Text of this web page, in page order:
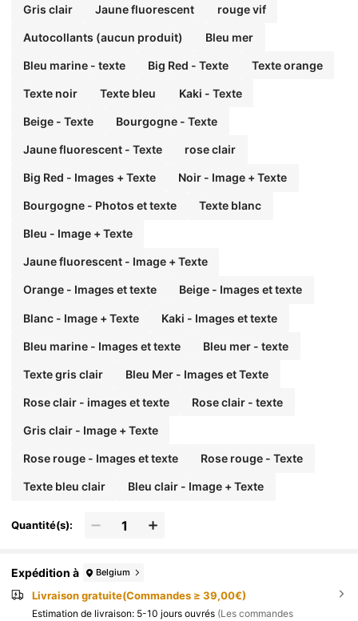
Gris clair Jaune fluorescent rouge vif
Autocollants (aucun produit) Bleu mer
Bleu marine - texte Big Red - Texte Texte orange
Texte noir Texte bleu Kaki - Texte
Beige - Texte Bourgogne - Texte
Jaune fluorescent - Texte rose clair
Big Red - Images + Texte Noir - Image + Texte
Bourgogne - Photos et texte Texte blanc
Bleu - Image + Texte
Jaune fluorescent - Image + Texte
Orange - Images et texte Beige - Images et texte
Blanc - Image + Texte Kaki - Images et texte
Bleu marine - Images et texte Bleu mer - texte
Texte gris clair Bleu Mer - Images et Texte
Rose clair - images et texte Rose clair - texte
Gris clair - Image + Texte
Rose rouge - Images et texte Rose rouge - Texte
Texte bleu clair Bleu clair - Image + Texte
Quantité(s):
Expédition à Belgium
Livraison gratuite(Commandes ≥ 39,00€)
Estimation de livraison: 5-10 jours ouvrés (Les commandes